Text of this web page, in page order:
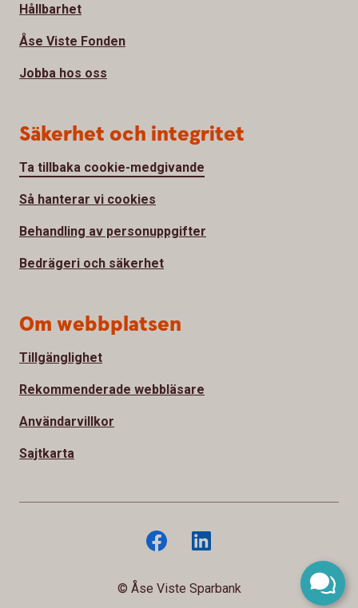
Hållbarhet
Åse Viste Fonden
Jobba hos oss
Säkerhet och integritet
Ta tillbaka cookie-medgivande
Så hanterar vi cookies
Behandling av personuppgifter
Bedrägeri och säkerhet
Om webbplatsen
Tillgänglighet
Rekommenderade webbläsare
Användarvillkor
Sajtkarta
© Åse Viste Sparbank